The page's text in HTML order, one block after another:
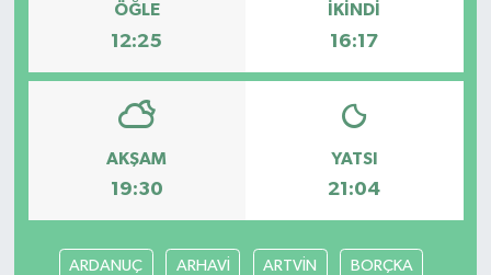
ÖĞLE
12:25
İKINDI
16:17
AKŞAM
19:30
YATSI
21:04
ARDANUÇ ARHAVİ ARTVİN BORÇKA
LAPTA
MAGAZİN
Nöbetçi Eczaneler